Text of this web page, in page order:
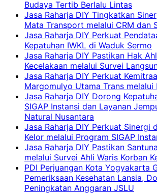
Budaya Tertib Berlalu Lintas
Jasa Raharja DIY Tingkatkan
Mata Transport melalui CRM dan
Jasa Raharja DIY Perkuat
Kepatuhan IWKL di Waduk Sermo
Jasa Raharja DIY Pastikan Hak
Kecelakaan melalui Survei
Jasa Raharja DIY Perkuat
Margomulyo Utama Trans melalui
Jasa Raharja DIY Dorong
SIGAP Instansi dan Layanan
Natural Nusantara
Jasa Raharja DIY Perkuat Sinergi
Kelor melalui Program SIGAP
Jasa Raharja DIY Pastikan
melalui Survei Ahli Waris Korban
PDI Perjuangan Kota Yogyakarta
Pemeriksaan Kesehatan Lansia,
Peningkatan Anggaran JSLU